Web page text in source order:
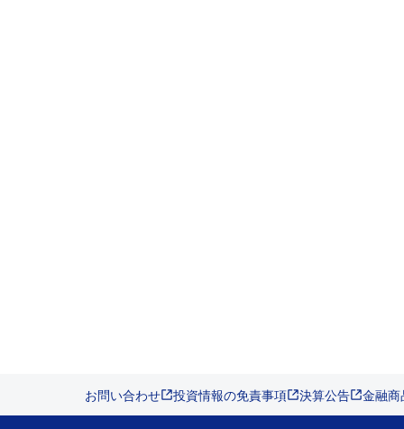
お問い合わせ 投資情報の免責事項 決算公告 金融